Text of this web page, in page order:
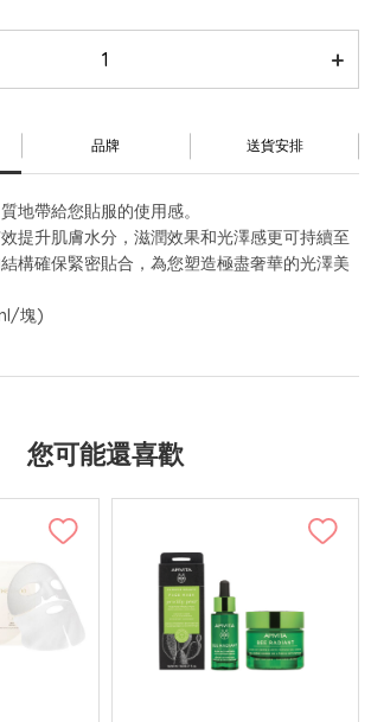
品牌 送貨安排
地帶給您貼服的使用感。
提升肌膚水分，滋潤效果和光澤感更可持續至
構確保緊密貼合，為您塑造極盡奢華的光澤美
塊)
您可能還喜歡